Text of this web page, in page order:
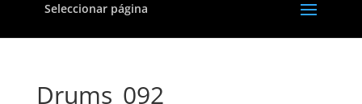
Seleccionar página
Drums_092